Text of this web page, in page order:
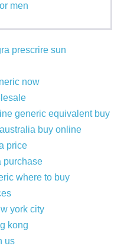
men
prescrire sun
now
generic equivalent buy
buy online
price
purchase
where to buy
york city
kong
us